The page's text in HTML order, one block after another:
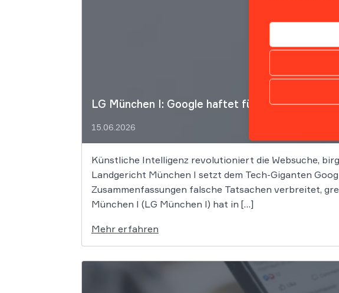
LG München I: Google haftet für falsche
15.06.2026
Künstliche Intelligenz revolutioniert die Websuche,
Landgericht München I setzt dem Tech-Giganten
Zusammenfassungen falsche Tatsachen verbreitet,
München I (LG München I) hat in […]
Mehr erfahren